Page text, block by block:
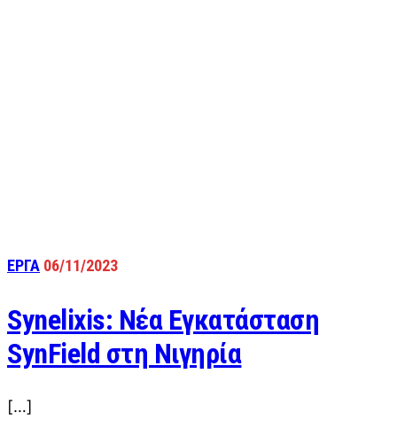
ΕΡΓΑ 06/11/2023
Synelixis: Νέα Εγκατάσταση
SynField στη Νιγηρία
[…]